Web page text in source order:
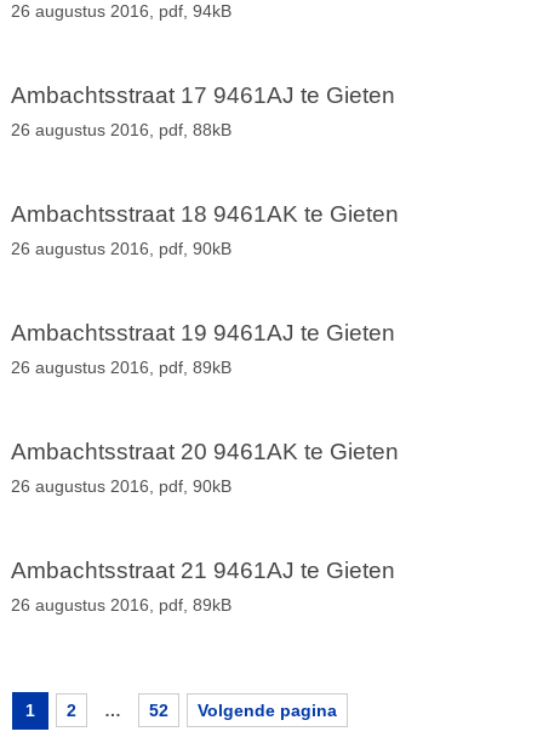
26 augustus 2016, pdf, 94kB
Ambachtsstraat 17 9461AJ te Gieten
26 augustus 2016, pdf, 88kB
Ambachtsstraat 18 9461AK te Gieten
26 augustus 2016, pdf, 90kB
Ambachtsstraat 19 9461AJ te Gieten
26 augustus 2016, pdf, 89kB
Ambachtsstraat 20 9461AK te Gieten
26 augustus 2016, pdf, 90kB
Ambachtsstraat 21 9461AJ te Gieten
26 augustus 2016, pdf, 89kB
1 2 … 52 Volgende pagina